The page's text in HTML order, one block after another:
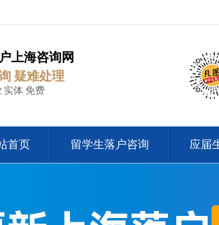
上海咨询网
疑难处理
实体 免费
首页 留学生落户咨询 应届